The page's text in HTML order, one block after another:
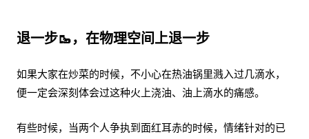
退一步🥾，在物理空间上退一步
如果大家在炒菜的时候，不小心在热油锅里溅入过几滴水，
便一定会深刻体会过这种火上浇油、油上滴水的痛感。
有些时候，当两个人争执到面红耳赤的时候，情绪针对的已